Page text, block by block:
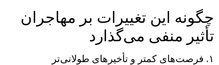
چگونه این تغییرات بر مهاجران
تأثیر منفی می‌گذارد
۱. فرصت‌های کمتر و تأخیرهای طولانی‌تر